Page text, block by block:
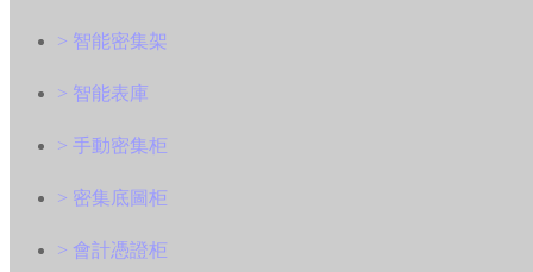
> 智能密集架
> 智能表庫
> 手動密集柜
> 密集底圖柜
> 會計憑證柜